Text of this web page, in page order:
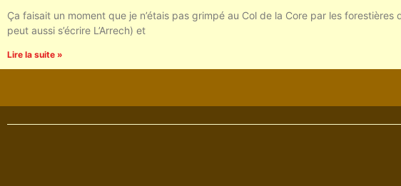
Ça faisait un moment que je n’étais pas grimpé au Col de la Core par les forestières
peut aussi s’écrire L’Arrech) et
Lire la suite »